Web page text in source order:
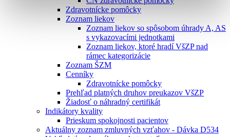
Zdravotnícke pomôcky
Zoznam liekov
Zoznam liekov so spôsobom úhrady A, AS
s vykazovacími jednotkami
Zoznam liekov, ktoré hradí VšZP nad
rámec kategorizácie
Zoznam ŠZM
Cenníky
Zdravotnícke pomôcky
Prehľad platných druhov preukazov VšZP
Žiadosť o náhradný certifikát
Indikátory kvality
Prieskum spokojnosti pacientov
Aktuálny zoznam zmluvných vzťahov - Dávka D534